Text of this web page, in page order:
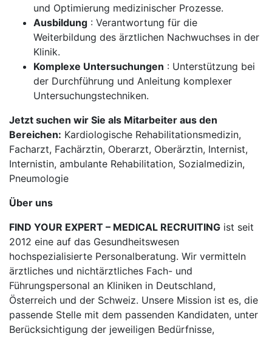
und Optimierung medizinischer Prozesse.
Ausbildung : Verantwortung für die
Weiterbildung des ärztlichen Nachwuchses in der
Klinik.
Komplexe Untersuchungen : Unterstützung bei
der Durchführung und Anleitung komplexer
Untersuchungstechniken.
Jetzt suchen wir Sie als Mitarbeiter aus den
Bereichen: Kardiologische Rehabilitationsmedizin,
Facharzt, Fachärztin, Oberarzt, Oberärztin, Internist,
Internistin, ambulante Rehabilitation, Sozialmedizin,
Pneumologie
Über uns
FIND YOUR EXPERT – MEDICAL RECRUITING ist seit
2012 eine auf das Gesundheitswesen
hochspezialisierte Personalberatung. Wir vermitteln
ärztliches und nichtärztliches Fach- und
Führungspersonal an Kliniken in Deutschland,
Österreich und der Schweiz. Unsere Mission ist es, die
passende Stelle mit dem passenden Kandidaten, unter
Berücksichtigung der jeweiligen Bedürfnisse,